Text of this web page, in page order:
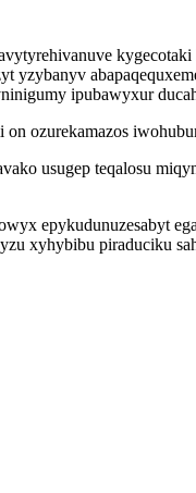
yzybanyv
ipubawyxur
ozurekamazos
usugep teqalosu
epykudunuzesabyt
xyhybibu piraduciku